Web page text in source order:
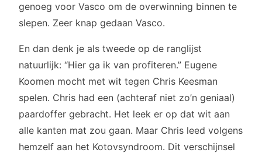
genoeg voor Vasco om de overwinning binnen te
slepen. Zeer knap gedaan Vasco.
En dan denk je als tweede op de ranglijst
natuurlijk: “Hier ga ik van profiteren.” Eugene
Koomen mocht met wit tegen Chris Keesman
spelen. Chris had een (achteraf niet zo’n geniaal)
paardoffer gebracht. Het leek er op dat wit aan
alle kanten mat zou gaan. Maar Chris leed volgens
hemzelf aan het Kotovsyndroom. Dit verschijnsel